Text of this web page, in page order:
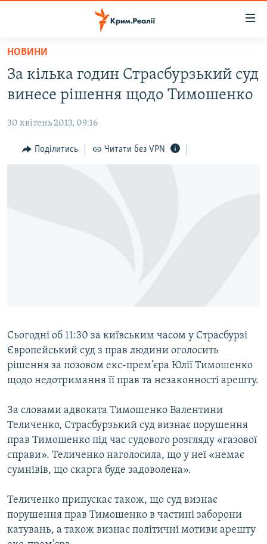
Перейти
основного
матеріалу
до
навігації
Перейти
ВІДЕО ТА ФОТО
ПОЛІТИКА
БЛОГИ
ДОЛУЧАЙСЯ!
НОВИНИ
За кілька годин Страсбурзький суд
винесе рішення щодо Тимошенко
30 квітень 2013, 09:16
Поділитись Читати без VPN
Сьогодні об 11:30 за київським часом у Страсбурзі
Європейський суд з прав людини оголосить
рішення за позовом екс-прем’єра Юлії Тимошенко
щодо недотримання її прав та незаконності арешту.
За словами адвоката Тимошенко Валентини
Теличенко, Страсбурзький суд визнає порушення
прав Тимошенко під час судового розгляду «газової
справи». Теличенко наголосила, що у неї «немає
сумнівів, що скарга буде задоволена».
Теличенко припускає також, що суд визнає
порушення прав Тимошенко в частині заборони
катувань, а також визнає політичні мотиви арешту